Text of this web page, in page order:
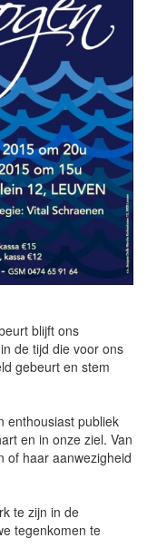
blijft ons
de tijd die voor ons
gebeurt en stem
enthousiast publiek
en in onze ziel. Van
of haar aanwezigheid
te zijn in de
tegenkomen te